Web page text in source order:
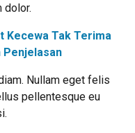
dolor.
Kecewa Tak Terima
Penjelasan
Nullam eget felis
pellentesque eu